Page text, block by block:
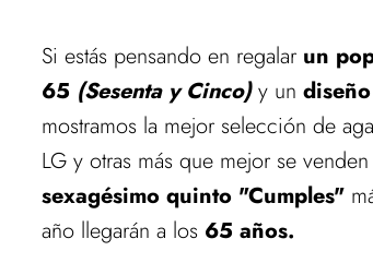
Si estás pensando en regalar un
65 (Sesenta y Cinco)y un
mostramos la mejor selección de
LG y otras más que mejor se
sexagésimo quinto "Cumples"
año llegarán a los 65 años.